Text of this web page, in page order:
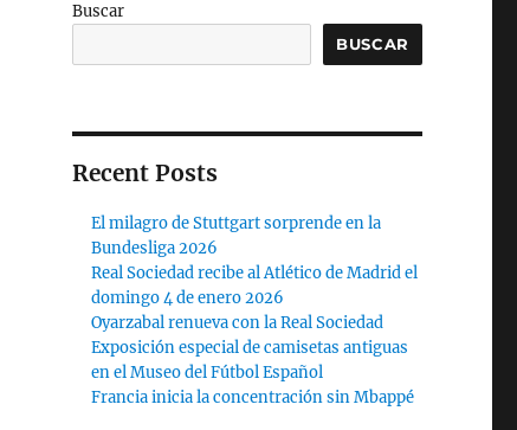
Buscar
BUSCAR
Recent Posts
El milagro de Stuttgart sorprende en la
Bundesliga 2026
Real Sociedad recibe al Atlético de Madrid el
domingo 4 de enero 2026
Oyarzabal renueva con la Real Sociedad
Exposición especial de camisetas antiguas
en el Museo del Fútbol Español
Francia inicia la concentración sin Mbappé